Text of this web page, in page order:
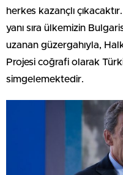
herkes kazançlı
yanı sıra ülkemizin
uzanan güzergahıyla,
Projesi coğrafi olarak
simgelemektedir.